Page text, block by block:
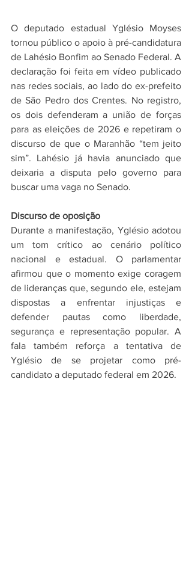
O deputado estadual Yglésio Moyses
tornou público o apoio à pré-candidatura
de Lahésio Bonfim ao Senado Federal. A
declaração foi feita em vídeo publicado
nas redes sociais, ao lado do ex-prefeito
de São Pedro dos Crentes. No registro,
os dois defenderam a união de forças
para as eleições de 2026 e repetiram o
discurso de que o Maranhão “tem jeito
sim”. Lahésio já havia anunciado que
deixaria a disputa pelo governo para
buscar uma vaga no Senado.
Discurso de oposição
Durante a manifestação, Yglésio adotou
um tom crítico ao cenário político
nacional e estadual. O parlamentar
afirmou que o momento exige coragem
de lideranças que, segundo ele, estejam
dispostas a enfrentar injustiças e
defender pautas como liberdade,
segurança e representação popular. A
fala também reforça a tentativa de
Yglésio de se projetar como pré-
candidato a deputado federal em 2026.